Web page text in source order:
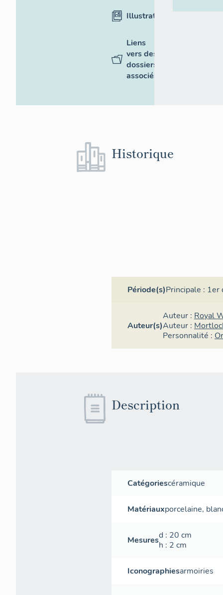
Illustrations
Liens
vers des
dossiers
associés
Historique
Période(s)Principale : 1er
Auteur(s)
Auteur : Royal
Auteur :
Personnalité :
Description
Catégoriescéramique
Matériauxporcelaine,
Mesuresd : 20 cm
h : 2 cm
Iconographiesarmoiries